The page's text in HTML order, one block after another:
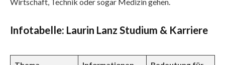
Infotabelle: Laurin Lanz Studium & Karriere